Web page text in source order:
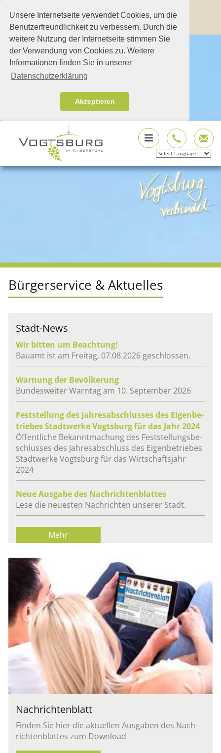
Unsere Internetseite verwendet Cookies, um die
Benutzerfreundlichkeit zu verbessern. Durch die
weitere Nutzung der Internetseite stimmen Sie
der Verwendung von Cookies zu. Weitere
Informationen finden Sie in unserer
Datenschutzerklärung
Akzeptieren
Bür­ger­ser­vice & Ak­tu­el­les
Stadt-News
Wir bit­ten um Be­ach­tung!
Bau­amt ist am Frei­tag, 07.08.2026 ge­schlos­sen.
War­nung der Be­völ­ke­rung
Bun­des­wei­ter Warn­tag am 10. Sep­tem­ber 2026
Fest­stel­lung des Jah­res­ab­schlus­ses des Ei­gen­be­
trie­bes Stadt­wer­ke Vogts­burg für das Jahr 2024
Öf­fent­li­che Be­kannt­ma­chung des Fest­stel­lungs­be­
schlus­ses des Jah­res­ab­schluss des Ei­gen­be­trie­bes
Stadt­wer­ke Vogts­burg für das Wirt­schafts­jahr
2024
Neue Aus­ga­be des Nach­rich­ten­blat­tes
Lese die neu­es­ten Nach­rich­ten un­se­rer Stadt.
Mehr
Nach­rich­ten­blatt
Fin­den Sie hier die ak­tu­el­len Aus­ga­ben des Nach­
rich­ten­blat­tes zum Down­load